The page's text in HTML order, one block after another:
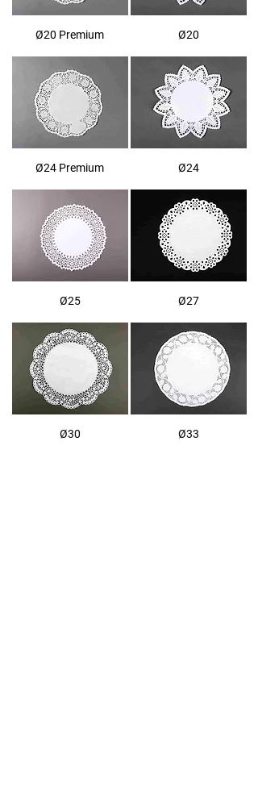
Ø20 Premium
Ø24 Premium
Ø25
Ø30
Ø20
Ø24
Ø27
Ø33